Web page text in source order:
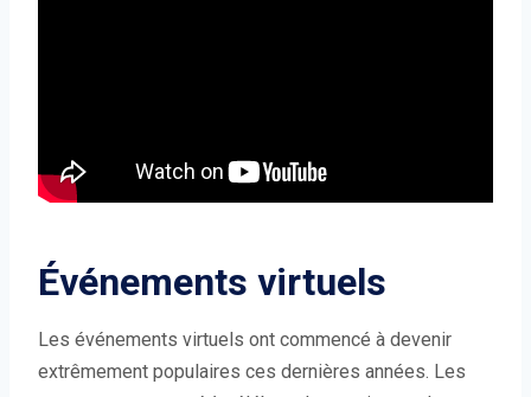
Événements virtuels
Les événements virtuels ont commencé à devenir
extrêmement populaires ces dernières années. Les